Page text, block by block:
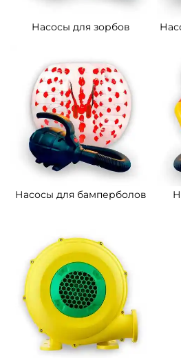
Насосы для зорбов
Насосы для бамперболов